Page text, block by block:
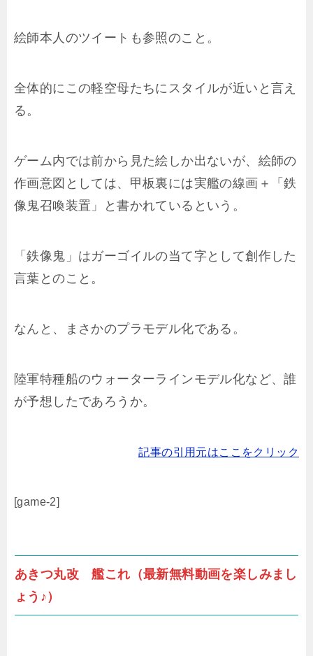
絵師本人のツイートも参照のこと。
全体的にこの軽空母たちにスタイルが近いと言え
る。
ゲーム内では前から見た絵しか出ないが、絵師の
作画意図としては、甲板裏には実艦の線画＋「鉄
像鬼召喚装置」と書かれているという。
「鉄像鬼」はガーゴイルの当て字として創作した
言葉とのこと。
なんと、まさかのプラモデル化である。
陸軍特種船のウォーターラインモデル化など、誰
が予想したであろうか。
記事の引用元はここをクリック
[game-2]
あきつ丸改 艦これ（最新無料動画を楽しみまし
ょう♪）